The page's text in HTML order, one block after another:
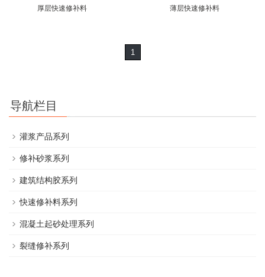
厚层快速修补料 薄层快速修补料
1
导航栏目
灌浆产品系列
修补砂浆系列
建筑结构胶系列
快速修补料系列
混凝土起砂处理系列
裂缝修补系列